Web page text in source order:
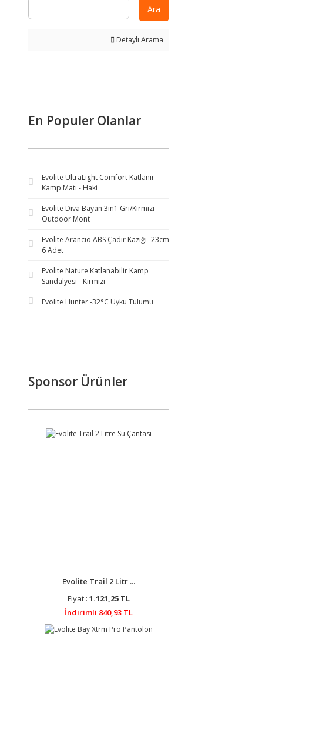
Ara
Detaylı Arama
En Populer Olanlar
Evolite UltraLight Comfort Katlanır
Kamp Matı - Haki
Evolite Diva Bayan 3in1 Gri/Kırmızı
Outdoor Mont
Evolite Arancio ABS Çadır Kazığı -23cm
6 Adet
Evolite Nature Katlanabilir Kamp
Sandalyesi - Kırmızı
Evolite Hunter -32°C Uyku Tulumu
Sponsor Ürünler
Evolite Trail 2 Litr ...
Fiyat : 1.121,25 TL
İndirimli 840,93 TL